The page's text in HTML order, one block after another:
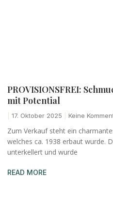
PROVISIONSFREI:
mit Potential
17. Oktober 2025 Keine
Zum Verkauf steht ein
welches ca. 1938 erbaut wurde.
unterkellert und wurde
READ MORE